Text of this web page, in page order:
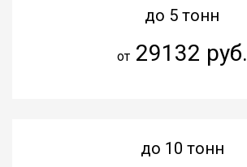
до 5 тонн
от29132 руб.
до 10 тонн